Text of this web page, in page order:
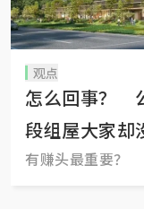
观点
怎么回事？
段组屋大家却
有赚头最重要？